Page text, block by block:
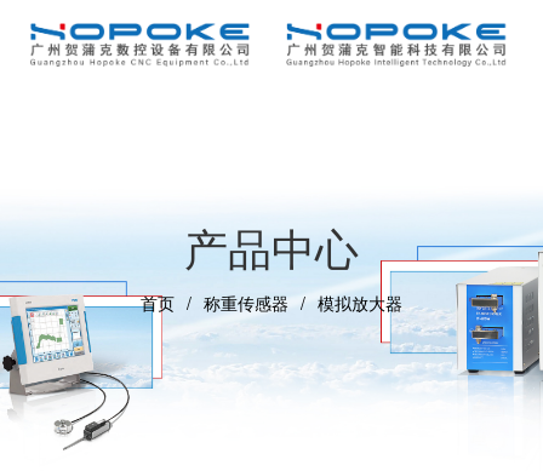
产品中心
首页 称重传感器 模拟放大器